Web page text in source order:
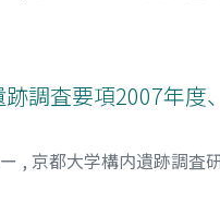
調査要項2007年度
, 京都大学構内遺跡調査